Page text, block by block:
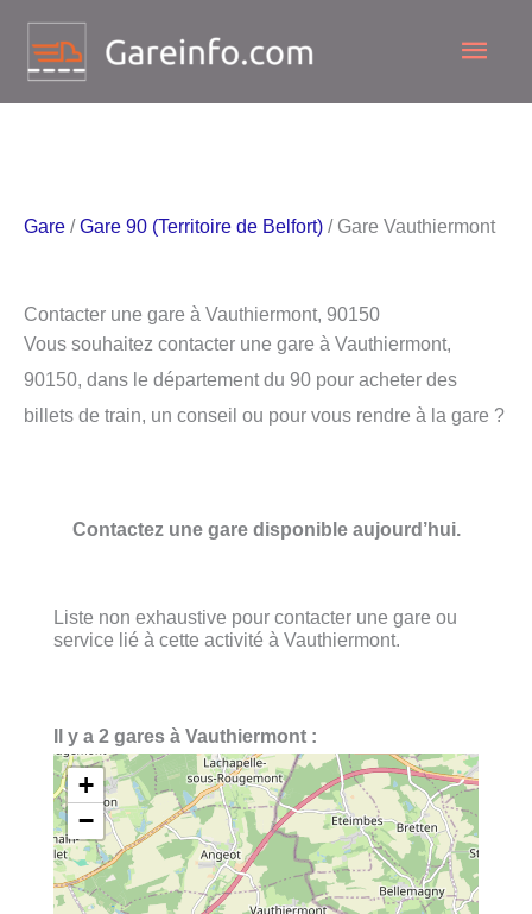
contenu
Gare /Gare 90 (Territoire de Belfort) / Gare Vauthiermont
Contacter une gare à Vauthiermont, 90150
Vous souhaitez contacter une gare à Vauthiermont,
90150, dans le département du 90 pour acheter des
billets de train, un conseil ou pour vous rendre à la gare ?
Contactez une gare disponible aujourd’hui.
Liste non exhaustive pour contacter une gare ou
service lié à cette activité à Vauthiermont.
Il y a 2 gares à Vauthiermont :
+
−